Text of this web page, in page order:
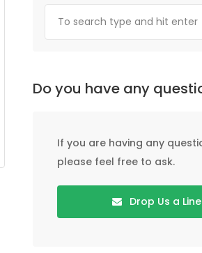
Do you have any
If you are having any
please feel free to ask.
Drop Us a Line